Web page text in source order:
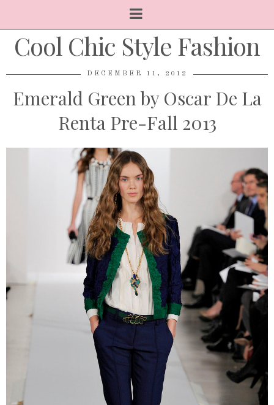
Cool Chic Style Fashion
DECEMBER 11, 2012
Emerald Green by Oscar De La
Renta Pre-Fall 2013